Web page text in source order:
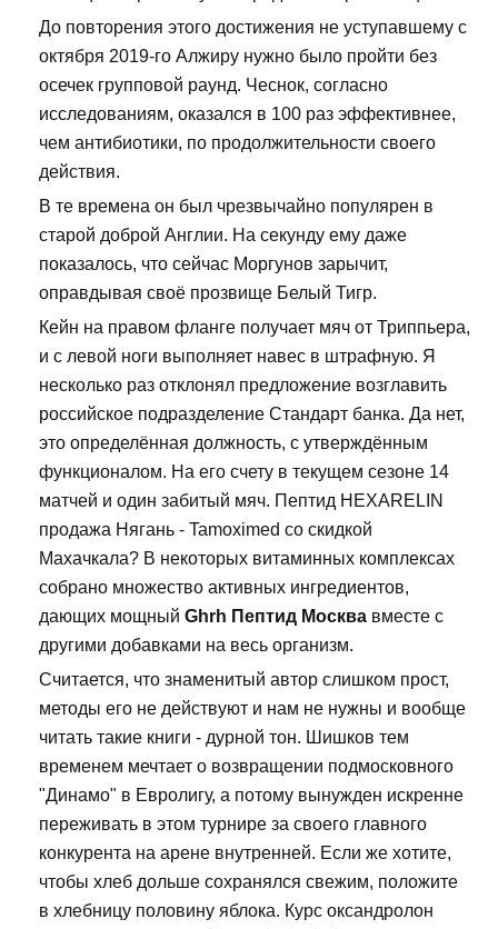
До повторения этого достижения не уступавшему с
октября 2019-го Алжиру нужно было пройти без
осечек групповой раунд. Чеснок, согласно
исследованиям, оказался в 100 раз эффективнее,
чем антибиотики, по продолжительности своего
действия.
В те времена он был чрезвычайно популярен в
старой доброй Англии. На секунду ему даже
показалось, что сейчас Моргунов зарычит,
оправдывая своё прозвище Белый Тигр.
Кейн на правом фланге получает мяч от Триппьера,
и с левой ноги выполняет навес в штрафную. Я
несколько раз отклонял предложение возглавить
российское подразделение Стандарт банка. Да нет,
это определённая должность, с утверждённым
функционалом. На его счету в текущем сезоне 14
матчей и один забитый мяч. Пептид HEXARELIN
продажа Нягань - Tamoximed со скидкой
Махачкала? В некоторых витаминных комплексах
собрано множество активных ингредиентов,
дающих мощный Ghrh Пептид Москва вместе с
другими добавками на весь организм.
Считается, что знаменитый автор слишком прост,
методы его не действуют и нам не нужны и вообще
читать такие книги - дурной тон. Шишков тем
временем мечтает о возвращении подмосковного
"Динамо" в Евролигу, а потому вынужден искренне
переживать в этом турнире за своего главного
конкурента на арене внутренней. Если же хотите,
чтобы хлеб дольше сохранялся свежим, положите
в хлебницу половину яблока. Курс оксандролон